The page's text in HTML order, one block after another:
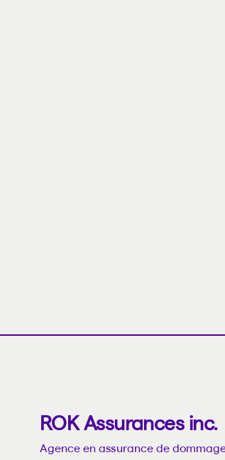
ROK Assurances inc.
Agence en assurance de